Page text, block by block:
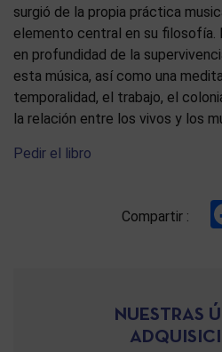
surgió de la propia práctica
elemento central en su filosofía.
en profundidad de la
esta música, así como una
temporalidad, el trabajo, el
la relación entre los vivos y los
Pedir el libro
Compartir :
NUESTRAS